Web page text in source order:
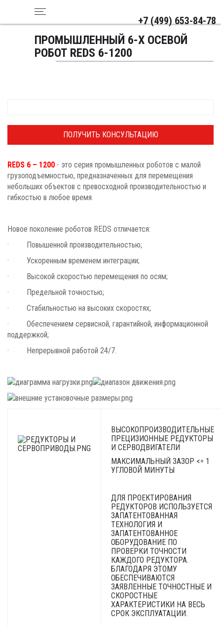
+7 (499) 653-84-78
ПРОМЫШЛЕННЫЙ 6-Х ОСЕВОЙ
РОБОТ REDS 6-1200
ПОЛУЧИТЬ КОНСУЛЬТАЦИЮ
REDS 6 – 1200 - это серия промышленных роботов с малой
грузоподъемностью, предназначенных для перемещения
небольших объектов с превосходной производительностью и
гибкостью в любое время.
Новое поколение роботов REDS отличается:
· Повышенной производительностью;
· Ускоренным временем интеграции;
· Высокой скоростью перемещения по осям;
· Предельной точностью;
· Стабильностью на высоких скоростях;
· Обеспечением сервисной, гарантийной, информационной
поддержкой;
· Непрерывной работой 24/7.
ВЫСОКОПРОИЗВОДИТЕЛЬНЫЕ
ПРЕЦИЗИОННЫЕ РЕДУКТОРЫ
И СЕРВОДВИГАТЕЛИ
МАКСИМАЛЬНЫЙ ЗАЗОР <= 1
УГЛОВОЙ МИНУТЫ
ДЛЯ ПРОЕКТИРОВАНИЯ
РЕДУКТОРОВ ИСПОЛЬЗУЕТСЯ
ЗАПАТЕНТОВАННАЯ
ТЕХНОЛОГИЯ И
ЗАПАТЕНТОВАННОЕ
ОБОРУДОВАНИЕ ПО
ПРОВЕРКИ ТОЧНОСТИ
КАЖДОГО РЕДУКТОРА.
БЛАГОДАРЯ ЭТОМУ
ОБЕСПЕЧИВАЮТСЯ
ЗАЯВЛЕННЫЕ ТОЧНОСТНЫЕ И
СКОРОСТНЫЕ
ХАРАКТЕРИСТИКИ НА ВЕСЬ
СРОК ЭКСПЛУАТАЦИИ.